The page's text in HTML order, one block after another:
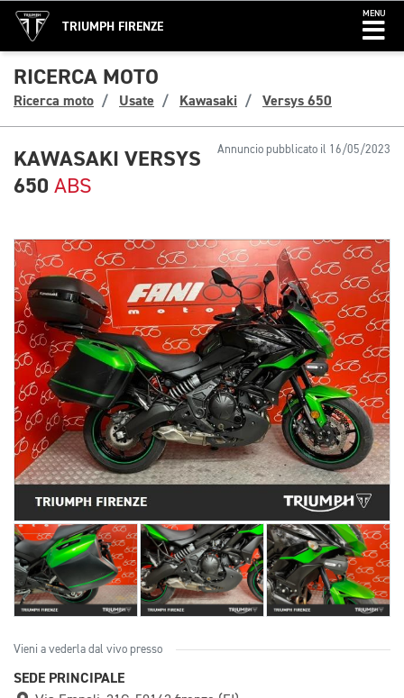
TRIUMPH FIRENZE
MENU
RICERCA MOTO
Ricerca moto Usate Kawasaki Versys 650
Annuncio pubblicato il 16/05/2023
KAWASAKI VERSYS
650 ABS
Vieni a vederla dal vivo presso
SEDE PRINCIPALE